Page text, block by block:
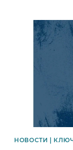
News image
НОВОСТИ |